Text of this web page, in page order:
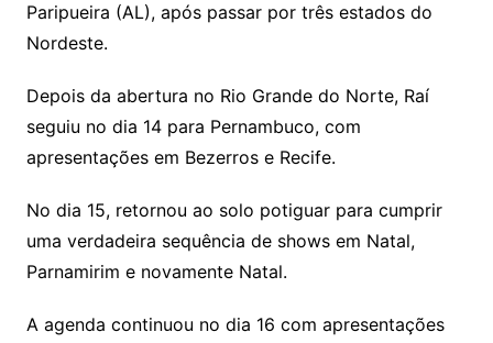
Paripueira (AL), após passar por três estados do
Nordeste.
Depois da abertura no Rio Grande do Norte, Raí
seguiu no dia 14 para Pernambuco, com
apresentações em Bezerros e Recife.
No dia 15, retornou ao solo potiguar para cumprir
uma verdadeira sequência de shows em Natal,
Parnamirim e novamente Natal.
A agenda continuou no dia 16 com apresentações